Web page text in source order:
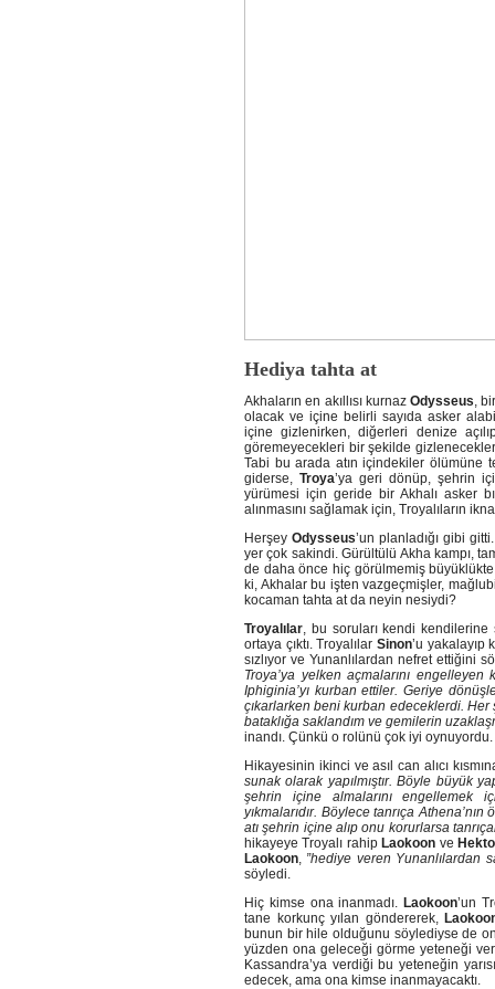
Hediya tahta at
Akhaların en akıllısı kurnazOdysseus,
olacak ve içine belirli sayıda asker
içine gizlenirken, diğerleri denize
göremeyecekleri bir şekilde
Tabi bu arada atın içindekiler ölümüne
giderse, Troya’ya geri dönüp, şehrin
yürümesi için geride bir Akhalı asker
alınmasını sağlamak için, Troyalıların
Herşey Odysseus’un planladığı gibi
yer çok sakindi. Gürültülü Akha kampı,
de daha önce hiç görülmemiş
ki, Akhalar bu işten vazgeçmişler,
kocaman tahta at da neyin nesiydi?
Troyalılar, bu soruları kendi kendilerine
ortaya çıktı. TroyalılarSinon’u yakalayıp
sızlıyor ve Yunanlılardan nefret ettiğini
Troya’ya yelken açmalarını engelleyen
Iphiginia’yı kurban ettiler. Geriye
çıkarlarken beni kurban edeceklerdi. Her
bataklığa saklandım ve gemilerin
inandı. Çünkü o rolünü çok iyi oynuyordu.
Hikayesinin ikinci ve asıl can alıcı
sunak olarak yapılmıştır. Böyle büyük
şehrin içine almalarını engellemek
yıkmalarıdır. Böylece tanrıça Athena’nın
atı şehrin içine alıp onu korurlarsa
hikayeye Troyalı rahip Laokoon ve
Laokoon, ”hediye veren Yunanlılardan
söyledi.
Hiç kimse ona inanmadı. Laokoon’un
tane korkunç yılan göndererek,
bunun bir hile olduğunu söylediyse de
yüzden ona geleceği görme yeteneği
Kassandra’ya verdiği bu yeteneğin
edecek, ama ona kimse inanmayacaktı.